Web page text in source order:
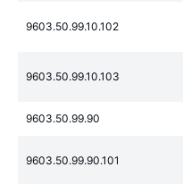
9603.50.99.10.102
9603.50.99.10.103
9603.50.99.90
9603.50.99.90.101